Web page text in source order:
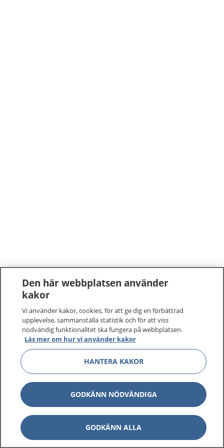
Den här webbplatsen använder
kakor
Vi använder kakor, cookies, för att ge dig en förbättrad
upplevelse, sammanställa statistik och för att viss
nödvändig funktionalitet ska fungera på webbplatsen.
Läs mer om hur vi använder kakor
HANTERA KAKOR
GODKÄNN NÖDVÄNDIGA
GODKÄNN ALLA